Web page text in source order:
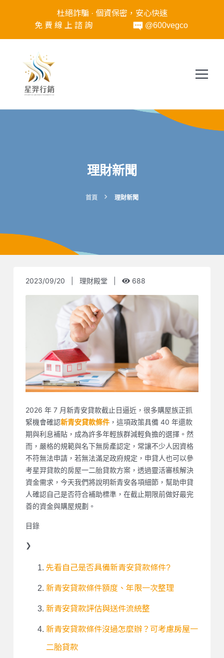
新青安貸款條件有哪些？2026 申
杜絕詐騙 · 個資保密，安心快速
免 費 線 上 諮 詢
@600vegco
理財新聞
首頁 理財新聞
2023/09/20 理財殿堂 688
2026 年 7 月新青安貸款截止日逼近，很多購屋族正抓
緊機會確認新青安貸款條件 ，這項政策具備 40 年還款
期與利息補貼，成為許多年輕族群減輕負擔的選擇。然
而，嚴格的規範與名下無房產認定，常讓不少人因資格
不符無法申請，若無法滿足政府規定，申貸人也可以參
考星羿貸款的房屋一二胎貸款方案，透過靈活審核解決
資金需求，今天我們將說明新青安各項細節，幫助申貸
人確認自己是否符合補助標準，在截止期限前做好最完
善的資金與購屋規劃。
目錄
❯
先看自己是否具備新青安貸款條件?
新青安貸款條件額度、年限一次整理
新青安貸款評估與送件流統整
新青安貸款條件沒過怎麼辦？可考慮房屋一
二胎貸款